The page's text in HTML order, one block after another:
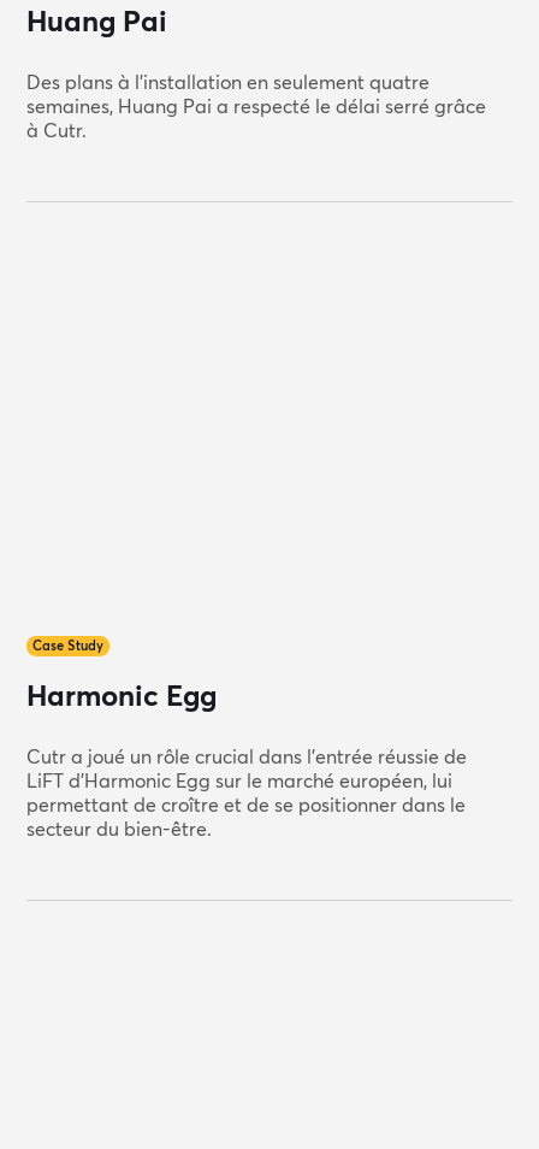
Huang Pai
Des plans à l'installation en seulement quatre
semaines, Huang Pai a respecté le délai serré grâce
à Cutr.
Case Study
Harmonic Egg
Cutr a joué un rôle crucial dans l'entrée réussie de
LiFT d'Harmonic Egg sur le marché européen, lui
permettant de croître et de se positionner dans le
secteur du bien-être.